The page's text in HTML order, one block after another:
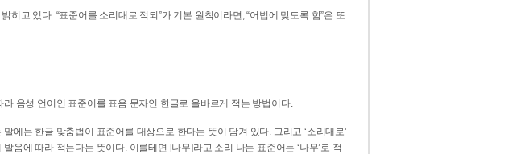
히고 있다. “표준어를 소리대로 적되”가 기본 원칙이라면, “어법에 맞도록 함”은 또
음성 언어인 표준어를 표음 문자인 한글로 올바르게 적는 방법이다.
말에는 한글 맞춤법이 표준어를 대상으로 한다는 뜻이 담겨 있다. 그리고 ‘소리대로’
. 이를테면 [나무]라고 소리 나는 표준어는 ‘나무’로 적